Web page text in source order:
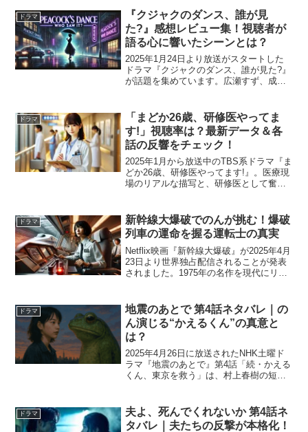
皇選挙）」が始まることが正式に発表さ
れ、奇しくも映画...
ドラマ
『クジャクのダンス、誰が見
た?』感想レビュー集！視聴者が
語る心に響いたシーンとは？
2025年1月24日より放送がスタートした
ドラマ『クジャクのダンス、誰が見た?』
が話題を集めています。広瀬すず、成田
聴者の心をつかみました。本記事では、
視聴者の感想やレ...
ドラマ
「まどか26歳、研修医やってま
す!」視聴率は？最新データ＆各
話の反響をチェック！
2025年1月から放送中のTBS系ドラマ『ま
どか26歳、研修医やってます!』。医療現
場のリアルな描写と、研修医として奮闘
の視聴率データや、各話ごとの視聴者の
反響を詳しく...
ドラマ
新幹線大爆破でのんが挑む！爆破
列車の運命を握る運転士の真実
Netflix映画『新幹線大爆破』が2025年4月
23日より世界独占配信されることが発表
されました。1975年の名作を現代にリブ
攻防が描かれるノンストップサスペン
ス...
ドラマ
地震のあとで 第4話ネタバレ｜の
ん演じる“かえるくん”の真意と
は？
2025年4月26日に放送されたNHK土曜ド
ラマ『地震のあとで』第4話「続・かえる
くん、東京を救う」は、村上春樹の短編
ん”。この不思議な存在が、過去と未来、
現実と幻想...
ドラマ
夫よ、死んでくれないか 第4話ネ
タバレ｜夫たちの反撃が本格化！